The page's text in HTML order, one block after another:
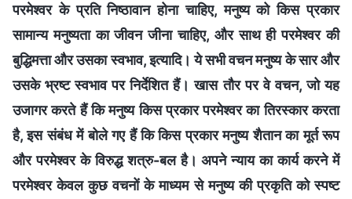
परमेश्वर के प्रति निष्ठावान होना चाहिए, मनुष्य को किस प्रकार
सामान्य मनुष्यता का जीवन जीना चाहिए, और साथ ही परमेश्वर की
बुद्धिमत्ता और उसका स्वभाव, इत्यादि। ये सभी वचन मनुष्य के सार और
उसके भ्रष्ट स्वभाव पर निर्देशित हैं। खास तौर पर वे वचन, जो यह
उजागर करते हैं कि मनुष्य किस प्रकार परमेश्वर का तिरस्कार करता
है, इस संबंध में बोले गए हैं कि किस प्रकार मनुष्य शैतान का मूर्त रूप
और परमेश्वर के विरुद्ध शत्रु-बल है। अपने न्याय का कार्य करने में
परमेश्वर केवल कुछ वचनों के माध्यम से मनुष्य की प्रकृति को स्पष्ट